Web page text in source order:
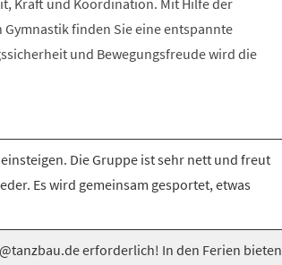
Kraft und Koordination. Mit Hilfe der
finden Sie eine entspannte
und Bewegungsfreude wird die
Die Gruppe ist sehr nett und freut
Es wird gemeinsam gesportet, etwas
erforderlich! In den Ferien bieten